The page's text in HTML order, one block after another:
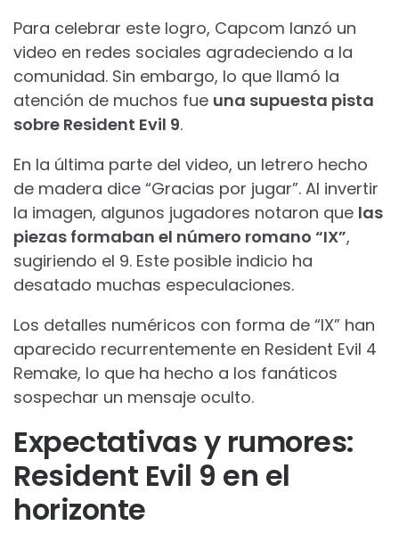
Para celebrar este logro, Capcom lanzó un
video en redes sociales agradeciendo a la
comunidad. Sin embargo, lo que llamó la
atención de muchos fue una supuesta pista
sobre Resident Evil 9.
En la última parte del video, un letrero hecho
de madera dice “Gracias por jugar”. Al invertir
la imagen, algunos jugadores notaron que las
piezas formaban el número romano “IX”,
sugiriendo el 9. Este posible indicio ha
desatado muchas especulaciones.
Los detalles numéricos con forma de “IX” han
aparecido recurrentemente en Resident Evil 4
Remake, lo que ha hecho a los fanáticos
sospechar un mensaje oculto.
Expectativas y rumores:
Resident Evil 9 en el
horizonte